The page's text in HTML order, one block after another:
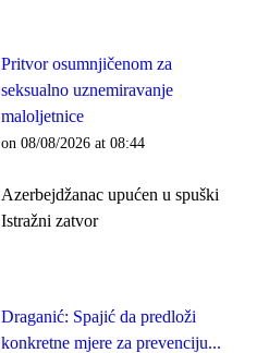
Pritvor osumnjičenom za
seksualno uznemiravanje
maloljetnice
on 08/08/2026 at 08:44
Azerbejdžanac upućen u spuški
Istražni zatvor
Draganić: Spajić da predloži
konkretne mjere za prevenciju...